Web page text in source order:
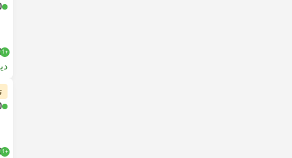
+1
+1